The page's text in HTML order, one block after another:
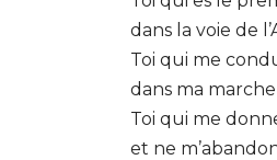
dans la voie de
Toi qui me
dans ma
Toi qui me
et ne